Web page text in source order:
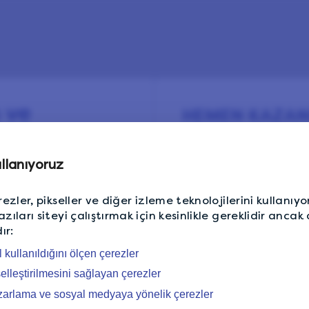
pikseller ve diğer izleme teknolojilerini
siteyi çalıştırmak için kesinlikle gereklidir ancak
kullanıldığını ölçen çerezler
sağlayan çerezler
ve sosyal medyaya yönelik çerezler
ödüller
kazanmaya
10 LP
E-posta adresi
E-posta adresi